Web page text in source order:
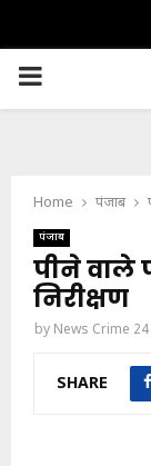
PRIMARY
Home पंजाब
पंजाब
पीने वाले
निरीक्षण
by News Crime
SHARE